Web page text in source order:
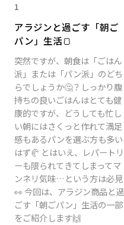
1
アラジンと過ごす「朝ご
パン」生活🍞
突然ですが、朝食は「ごはん
派」または「パン派」のどち
らでしょうか🤔？しっかり腹
持ちの良いごはんはとても健
康的ですが、どうしても忙し
い朝にはさくっと作れて満足
感もあるパンを選ぶ方も多い
はず🥐 とはいえ、レパートリ
ーも限られてきてしまってマ
ンネリ気味…という方は必見
👀 今回は、アラジン商品と過
ごす「朝ごパン」生活の一部
をご紹介します🙌